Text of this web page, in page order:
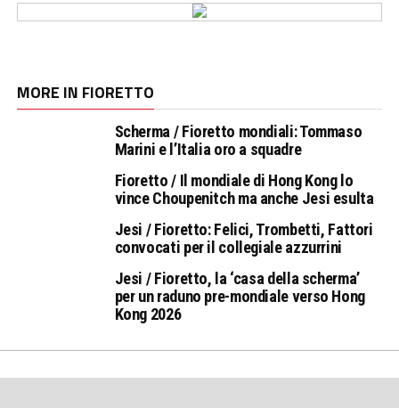
MORE IN FIORETTO
Scherma / Fioretto mondiali: Tommaso
Marini e l’Italia oro a squadre
Fioretto / Il mondiale di Hong Kong lo
vince Choupenitch ma anche Jesi esulta
Jesi / Fioretto: Felici, Trombetti, Fattori
convocati per il collegiale azzurrini
Jesi / Fioretto, la ‘casa della scherma’
per un raduno pre-mondiale verso Hong
Kong 2026